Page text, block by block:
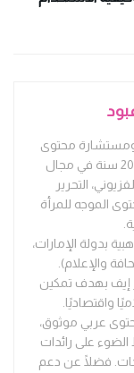
ومستشارة محتوى
عربي، بخبرة أكثر من 20 سنة في مجال
التحرير
الموجه للمرأة
بدولة الإمارات،
والإعلام).
بهدف تمكين
واقتصاديًا.
عربي موثوق،
على رائدات
فضلًا عن دعم